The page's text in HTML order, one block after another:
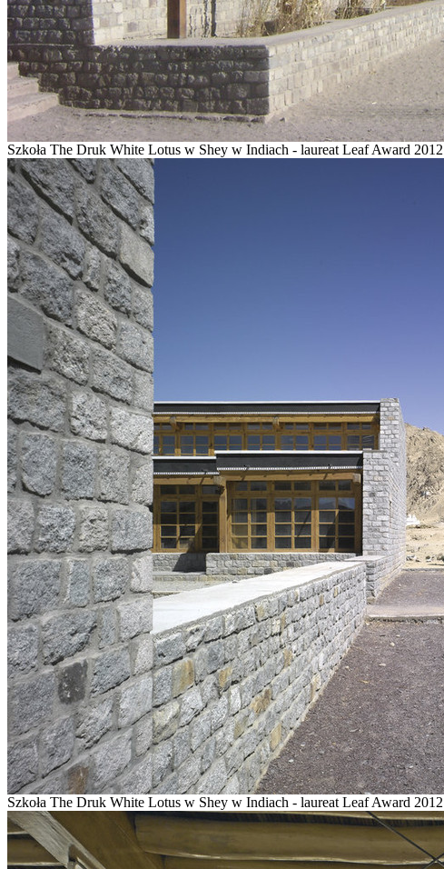
Szkoła The Druk White Lotus w Shey w Indiach - laureat Leaf Award
Szkoła The Druk White Lotus w Shey w Indiach - laureat Leaf Award